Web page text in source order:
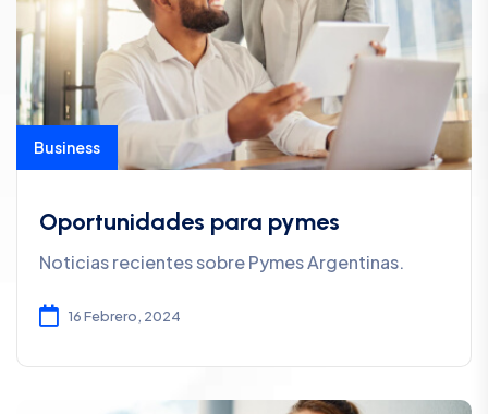
Business
Oportunidades para pymes
Noticias recientes sobre Pymes Argentinas.
16 Febrero, 2024